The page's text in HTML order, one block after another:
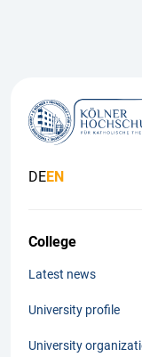
DEEN
College
Latest news
University profile
University